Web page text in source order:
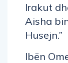
Irakut
Aisha
Husejn.”
Ibën